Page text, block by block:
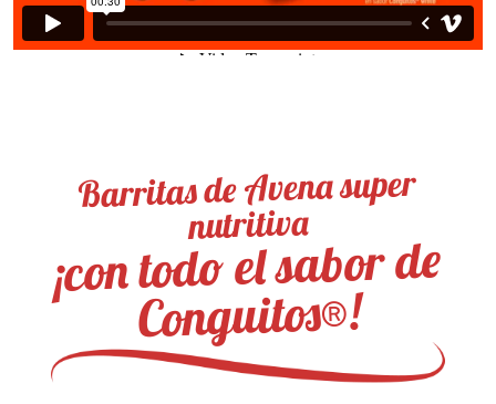
Barritas de Avena super
nutritiva
¡con todo el sabor de
Conguitos®!